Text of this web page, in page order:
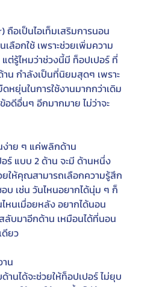
ถือเป็นไอเท็มเสริมการนอน
ลือกใช้ เพราะช่วยเพิ่มความ
ต่รู้ไหมว่าช่วงนี้มี ท็อปเปอร์ ที่
น กำลังเป็นที่นิยมสุดๆ เพราะ
หยุ่นในการใช้งานมากกว่าเดิม
อดีอื่นๆ อีกมากมาย ไม่ว่าจะ
าย ๆ แค่พลิกด้าน
ร์ แบบ 2 ด้าน จะมี ด้านหนึ่ง
ให้คุณสามารถเลือกความรู้สึก
บ เช่น วันไหนอยากได้นุ่ม ๆ ก็
นเมื่อยหลัง อยากได้นอน
ลับมาอีกด้าน เหมือนได้ที่นอน
ดียว
น
านได้จะช่วยให้ท็อปเปอร์ ไม่ยุบ